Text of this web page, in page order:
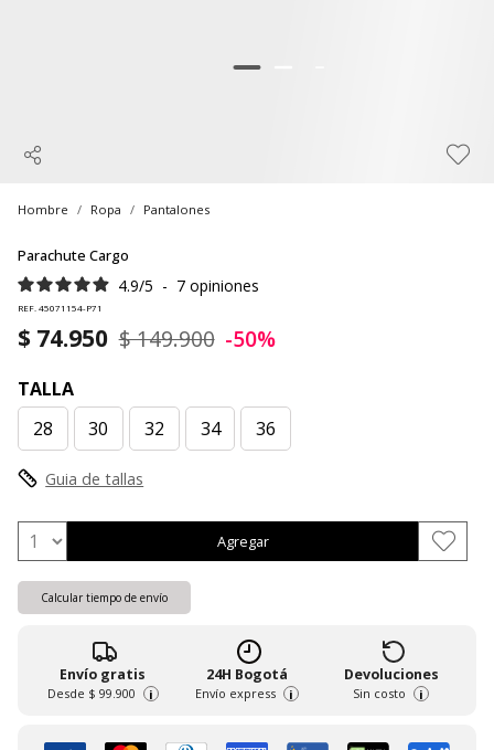
Hombre Ropa Pantalones
Parachute Cargo
4.9/5 - 7 opiniones
REF. 45071154-P71
$ 74.950 $ 149.900 -50%
TALLA
28
30 32 34 36
Guia de tallas
Agregar
Calcular tiempo de envío
Envío gratis
Desde $ 99.900 i
24H Bogotá
Envío express i
Devoluciones
Sin costo i